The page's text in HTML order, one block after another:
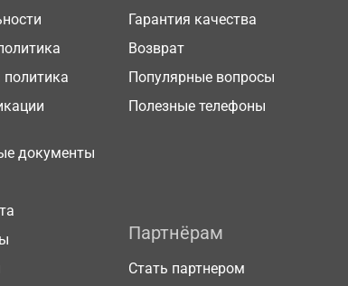
документы
Гарантия качества
Возврат
Популярные вопросы
Полезные телефоны
Партнёрам
Стать партнером